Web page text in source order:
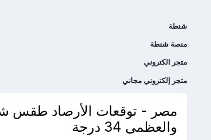
شنطة
منصة شنطة
متجر الكتروني
متجر إلكتروني مجاني
مصر - توقعات الأرصاد طقس
والعظمى 34 درجة